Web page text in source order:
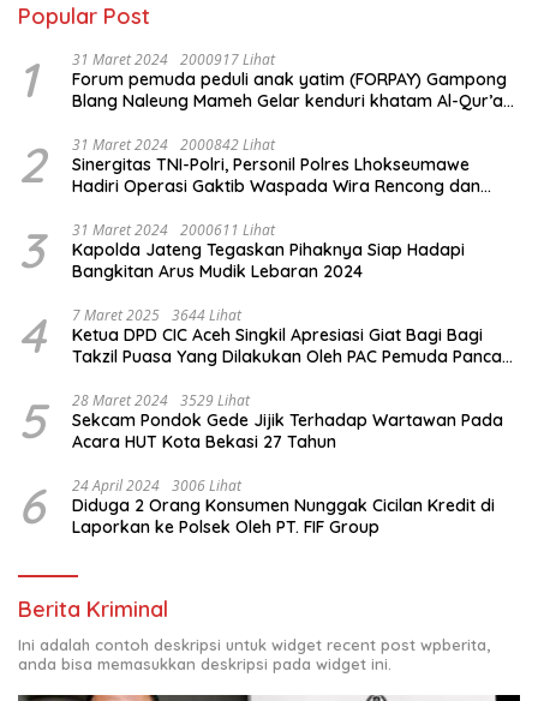
Popular Post
1 31 Maret 2024 2000917 Lihat
Forum pemuda peduli anak yatim (FORPAY) Gampong
Blang Naleung Mameh Gelar kenduri khatam Al-Qur’an
2 31 Maret 2024 2000842 Lihat
Sinergitas TNI-Polri, Personil Polres Lhokseumawe
Hadiri Operasi Gaktib Waspada Wira Rencong dan
3 31 Maret 2024 2000611 Lihat
Kapolda Jateng Tegaskan Pihaknya Siap Hadapi
Bangkitan Arus Mudik Lebaran 2024
4 7 Maret 2025 3644 Lihat
Ketua DPD CIC Aceh Singkil Apresiasi Giat Bagi Bagi
Takzil Puasa Yang Dilakukan Oleh PAC Pemuda Panca
Meriah Kabupaten Aceh Singkil
5 28 Maret 2024 3529 Lihat
Sekcam Pondok Gede Jijik Terhadap Wartawan Pada
Acara HUT Kota Bekasi 27 Tahun
6 24 April 2024 3006 Lihat
Diduga 2 Orang Konsumen Nunggak Cicilan Kredit di
Laporkan ke Polsek Oleh PT. FIF Group
Berita Kriminal
Ini adalah contoh deskripsi untuk widget recent post wpberita,
anda bisa memasukkan deskripsi pada widget ini.